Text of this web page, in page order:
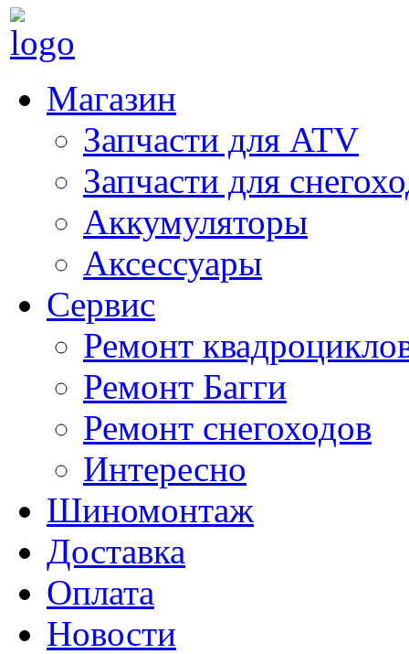
Магазин
Запчасти для ATV
Запчасти для
Аккумуляторы
Аксессуары
Сервис
Ремонт
Ремонт Багги
Ремонт снегоходов
Интересно
Шиномонтаж
Доставка
Оплата
Новости